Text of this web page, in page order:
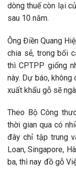
dòng thuế còn lại
sau 10 năm.
Ông Điền Quang
chia sẻ, trong bối
thì CPTPP giống
này. Dự báo,
xuất khẩu gỗ sẽ
Theo Bộ Công
thời gian qua có
đây chỉ tập trung
Loan, Singapore,
ba, thì nay đồ gỗ